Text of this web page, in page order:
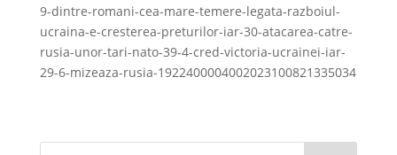
9-dintre-romani-cea-mare-temere-legata-razboiul-
ucraina-e-cresterea-preturilor-iar-30-atacarea-catre-
rusia-unor-tari-nato-39-4-cred-victoria-ucrainei-iar-
29-6-mizeaza-rusia-1922400004002023100821335034